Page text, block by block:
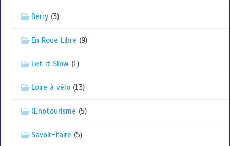
Berry (3)
En Roue Libre (9)
Let it Slow (1)
Loire à vélo (13)
Œnotourisme (5)
Savoir-faire (5)